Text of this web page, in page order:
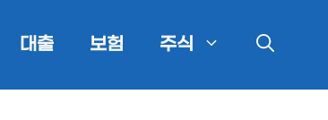
대출 보험 주식